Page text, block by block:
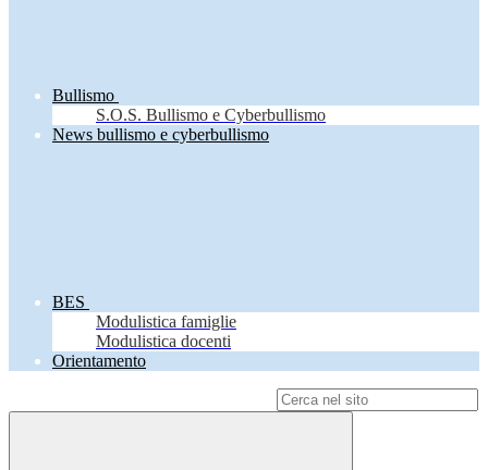
Bullismo
S.O.S. Bullismo e Cyberbullismo
News bullismo e cyberbullismo
BES
Modulistica famiglie
Modulistica docenti
Orientamento